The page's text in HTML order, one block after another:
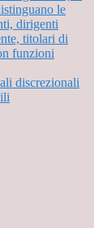
le
dirigenti
titolari di
funzioni
discrezionali